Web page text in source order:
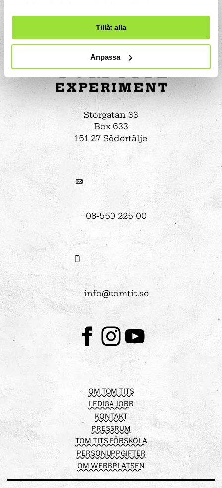
samlat in när du har använt deras tjänster.
Tillåt alla
Anpassa
Storgatan 33
Box 633
151 27 Södertälje
08-550 225 00
info@tomtit.se
Facebook
Instagram
Youtube
OM TOM TITS
LEDIGA JOBB
KONTAKT
PRESSRUM
TOM TITS FÖRSKOLA
PERSONUPPGIFTER
OM WEBBPLATSEN